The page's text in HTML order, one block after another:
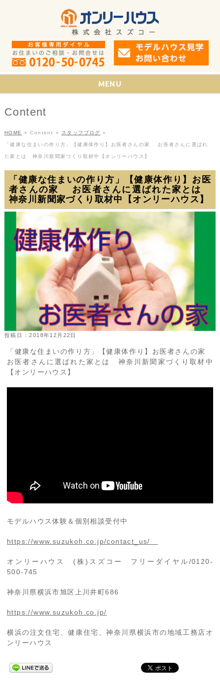
MENU
Content
HOME » Content » スタッフブログ »
「健康な住まいの作り方」【健康体作り】お医者さんの家 お医者さんに選ばれ
た家とは 神奈川新聞家づくり取材中【オンリーハウス】
「健康な住まいの作り方」【健康体作り】お医
者さんの家 お医者さんに選ばれた家とは
神奈川新聞家づくり取材中【オンリーハウス】
投稿日 : 2018年12月22日
「健康な住まいの作り方」【健康体作り】お医者さんの家
お医者さんに選ばれた家とは 神奈川新聞家づくり取材中
【オンリーハウス】
モデルハウス体験＆個別相談受付中
https://www.suzukoh.co.jp/contact_us/
オンリーハウス (株)スズコー フリーダイヤル/0120-
500-745
神奈川県横浜市旭区上川井町686
https://www.suzukoh.co.jp/
横浜の注文住宅、健康住宅、神奈川県横浜市の地域工務店オ
ンリーハウス